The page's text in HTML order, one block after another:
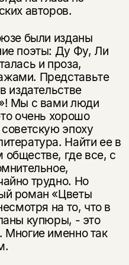
авторов.
были изданы
поэты: Ду Фу, Ли
и проза,
Представьте
издательстве
Мы с вами люди
очень хорошо
эпоху
Найти ее в
где все, с
трудно. Но
роман «Цветы
на то, что в
купюры, - это
Многие именно так